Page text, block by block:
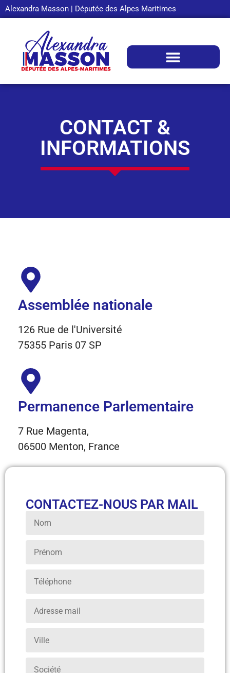
Alexandra Masson | Députée des Alpes Maritimes
CONTACT &
INFORMATIONS
Assemblée nationale
126 Rue de l'Université
75355 Paris 07 SP
Permanence Parlementaire
7 Rue Magenta,
06500 Menton, France
CONTACTEZ-NOUS PAR MAIL